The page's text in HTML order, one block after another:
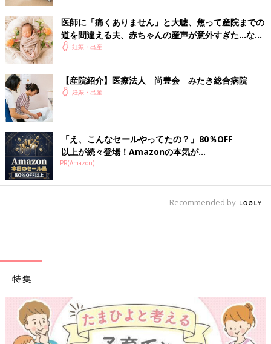
医師に「痛くありません」と大嘘、焦って産院までの
道を間違える夫、赤ちゃんの産声が意外すぎた…など
など。出産爆笑エピソード
妊娠・出産
【産院紹介】医療法人 尚豊会 みたき総合病院
妊娠・出産
「え、こんなセールやってたの？」80％OFF
以上が続々登場！Amazonの本気が...
PR(Amazon)
Recommended by
特集